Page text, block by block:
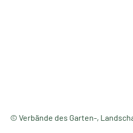
© Verbände des Garten-,